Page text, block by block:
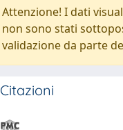
Attenzione! I dati
non sono stati
validazione da parte
Citazioni